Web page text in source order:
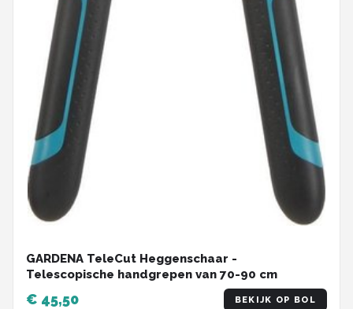
GARDENA TeleCut Heggenschaar -
Telescopische handgrepen van 70-90 cm
€ 45,50 BEKIJK OP BOL